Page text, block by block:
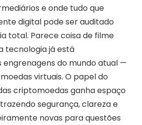
e onde tudo que
digital pode ser auditado
total. Parece coisa de filme
tecnologia já está
do mundo atual —
virtuais. O papel do
criptomoedas ganha espaço
segurança, clareza e
novas para questões